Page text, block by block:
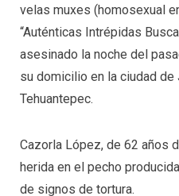
velas muxes (homosexual
“Auténticas Intrépidas
asesinado la noche del
su domicilio en la ciudad
Tehuantepec.
Cazorla López, de 62 años
herida en el pecho
de signos de tortura.